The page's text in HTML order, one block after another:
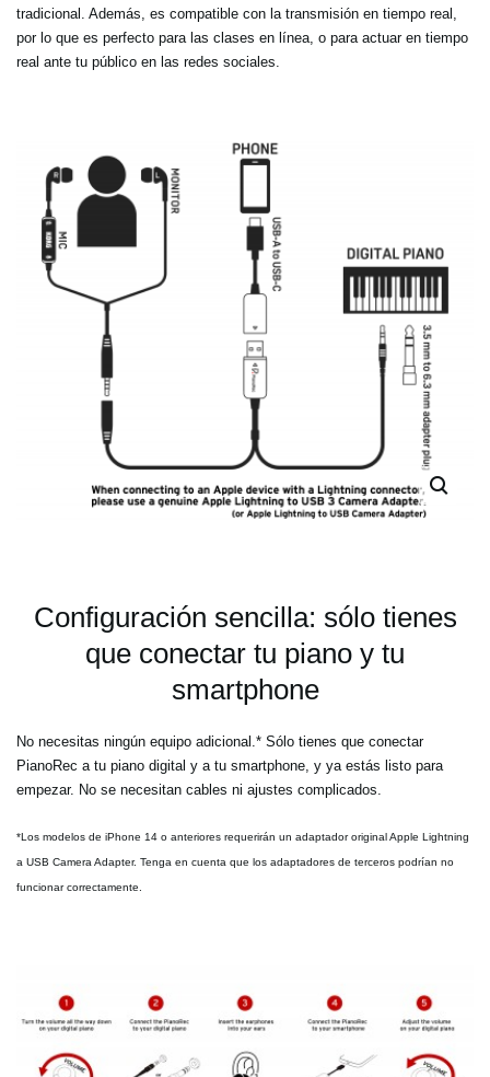
tradicional. Además, es compatible con la transmisión en tiempo real,
por lo que es perfecto para las clases en línea, o para actuar en tiempo
real ante tu público en las redes sociales.
Configuración sencilla: sólo tienes
que conectar tu piano y tu
smartphone
No necesitas ningún equipo adicional.* Sólo tienes que conectar
PianoRec a tu piano digital y a tu smartphone, y ya estás listo para
empezar. No se necesitan cables ni ajustes complicados.
*Los modelos de iPhone 14 o anteriores requerirán un adaptador original Apple Lightning
a USB Camera Adapter. Tenga en cuenta que los adaptadores de terceros podrían no
funcionar correctamente.